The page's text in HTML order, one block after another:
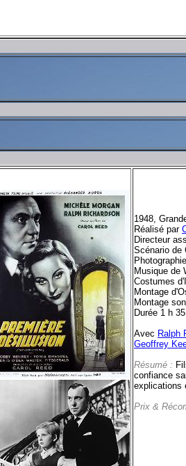
1948,
Réalisé par
Directeur
Scénario de
Musique de
Costumes
Montage
Montage
Durée 1 h 35
Avec Ralph
Geoffrey
Résumé :
confiance
explications
Prix &